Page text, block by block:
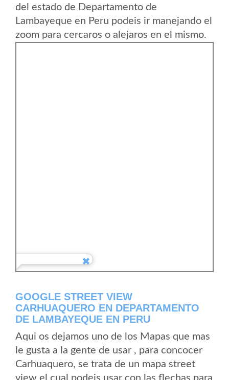
del estado de Departamento de
Lambayeque en Peru podeis ir manejando el
zoom para cercaros o alejaros en el mismo.
GOOGLE STREET VIEW
CARHUAQUERO EN DEPARTAMENTO
DE LAMBAYEQUE EN PERU
Aqui os dejamos uno de los Mapas que mas
le gusta a la gente de usar , para concocer
Carhuaquero, se trata de un mapa street
view el cual podeis usar con las flechas para